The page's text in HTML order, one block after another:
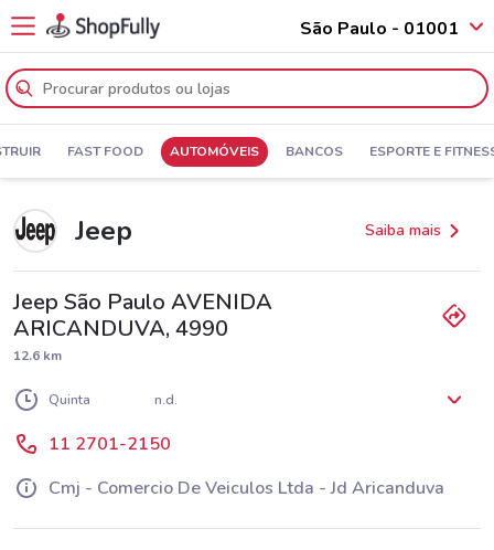
São Paulo - 01001
FAST FOOD AUTOMÓVEIS BANCOS ESPORTE E
Jeep Saiba mais
Jeep São Paulo AVENIDA
ARICANDUVA, 4990
12.6 km
Quinta n.d.
11 2701-2150
Cmj - Comercio De Veiculos Ltda - Jd Aricanduva